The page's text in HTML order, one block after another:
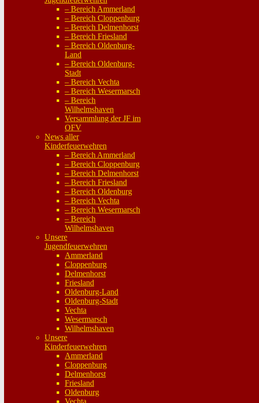
– Bereich Ammerland
– Bereich Cloppenburg
– Bereich Delmenhorst
– Bereich Friesland
– Bereich Oldenburg-
Land
– Bereich Oldenburg-
Stadt
– Bereich Vechta
– Bereich Wesermarsch
– Bereich
Wilhelmshaven
Versammlung der JF im
OFV
News aller
Kinderfeuerwehren
– Bereich Ammerland
– Bereich Cloppenburg
– Bereich Delmenhorst
– Bereich Friesland
– Bereich Oldenburg
– Bereich Vechta
– Bereich Wesermarsch
– Bereich
Wilhelmshaven
Unsere
Jugendfeuerwehren
Ammerland
Cloppenburg
Delmenhorst
Friesland
Oldenburg-Land
Oldenburg-Stadt
Vechta
Wesermarsch
Wilhelmshaven
Unsere
Kinderfeuerwehren
Ammerland
Cloppenburg
Delmenhorst
Friesland
Oldenburg
Vechta